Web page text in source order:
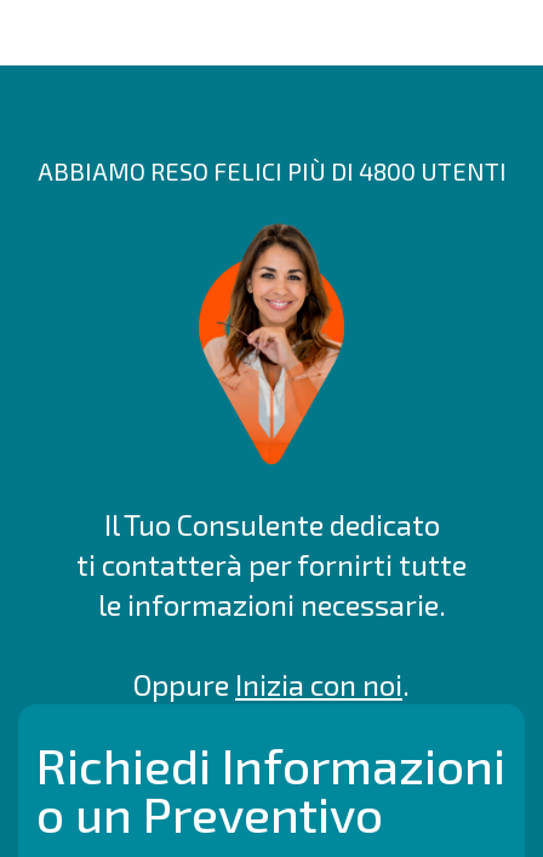
ABBIAMO RESO FELICI PIÙ DI 4800 UTENTI
Il Tuo Consulente dedicato
ti contatterà per fornirti tutte
le informazioni necessarie.
Oppure Inizia con noi.
Richiedi Informazioni
o un Preventivo